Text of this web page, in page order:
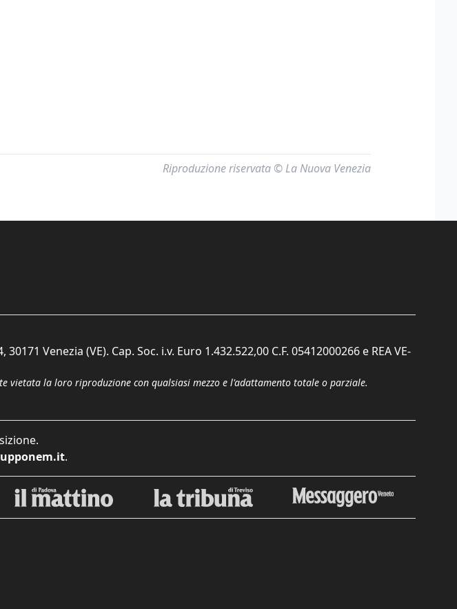
Riproduzione riservata © La Nuova Venezia
Venezia (VE). Cap. Soc. i.v. Euro 1.432.522,00 C.F. 05412000266 e REA VE-
vietata la loro riproduzione con qualsiasi mezzo e l'adattamento totale o parziale.
.